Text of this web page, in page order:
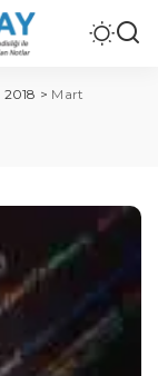
2018 > Mart